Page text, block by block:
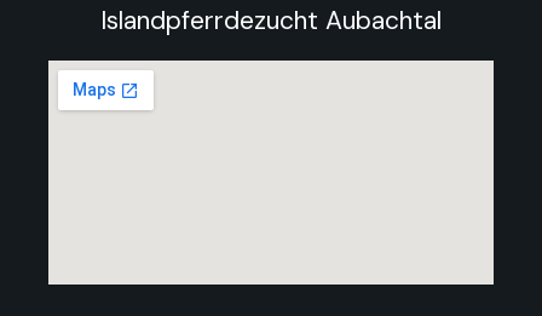
Islandpferrdezucht Aubachtal